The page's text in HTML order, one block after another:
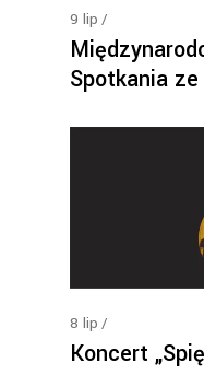
9 lip
Spotkania
8 lip
Koncert